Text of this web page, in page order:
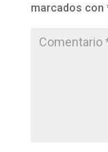
marcados con